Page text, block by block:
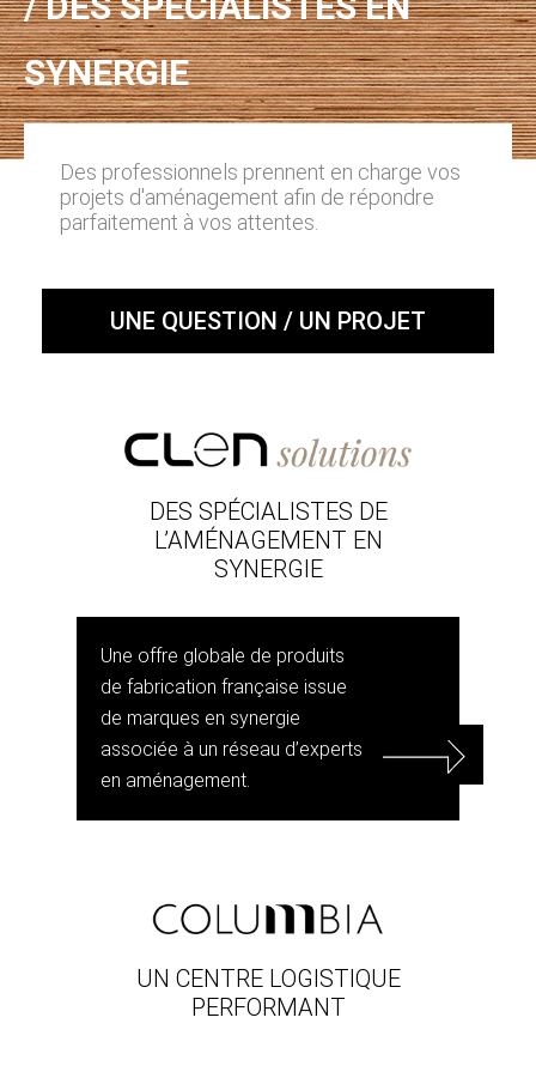
SYNERGIE
Des professionnels prennent en charge vos
projets d'aménagement afin de répondre
parfaitement à vos attentes.
UNE QUESTION / UN PROJET
DES SPÉCIALISTES DE
L’AMÉNAGEMENT EN
SYNERGIE
Une offre globale de produits
de fabrication française issue
de marques en synergie
associée à un réseau d’experts
en aménagement.
UN CENTRE LOGISTIQUE
PERFORMANT